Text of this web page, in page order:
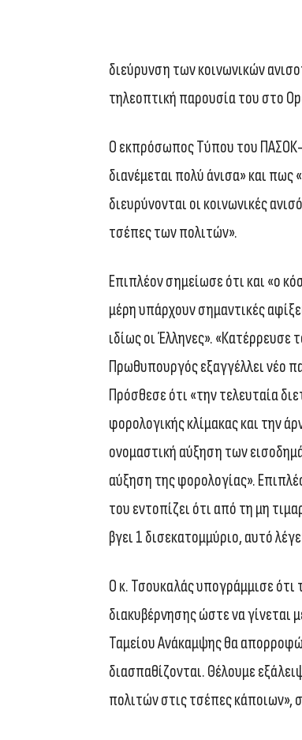
διεύρυνση των κοινωνικών
τηλεοπτική παρουσία του στο
Ο εκπρόσωπος Τύπου του ΠΑΣΟΚ-
διανέμεται πολύ άνισα» και
διευρύνονται οι κοινωνικές
τσέπες των πολιτών».
Επιπλέον σημείωσε ότι και «ο
μέρη υπάρχουν σημαντικές
ιδίως οι Έλληνες». «Κατέρρευσε
Πρωθυπουργός εξαγγέλλει νέο
Πρόσθεσε ότι «την τελευταία
φορολογικής κλίμακας και την
ονομαστική αύξηση των
αύξηση της φορολογίας».
του εντοπίζει ότι από τη μη
βγει 1 δισεκατομμύριο, αυτό
Ο κ. Τσουκαλάς υπογράμμισε ότι
διακυβέρνησης ώστε να γίνεται
Ταμείου Ανάκαμψης θα
διασπαθίζονται. Θέλουμε
πολιτών στις τσέπες κάποιων»,